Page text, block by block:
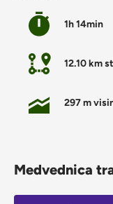
1h 14min
12.10 km
297 m
Medvednica